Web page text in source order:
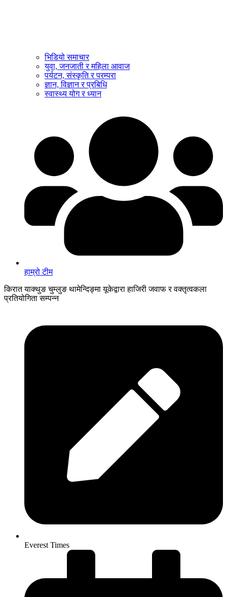
भिडियो समाचार
युवा, जनजाती र महिला आवाज
पर्यटन, संस्कृति र परम्परा
ज्ञान, विज्ञान र प्रबिधि
स्वास्थ्य योग र ध्यान
हाम्रो टीम
किरात याक्थुङ चुम्लुङ थामेन्दिङ्मा यूकेद्वारा हाजिरी जवाफ र वक्तृत्वकला
प्रतियोगिता सम्पन्न
Everest Times